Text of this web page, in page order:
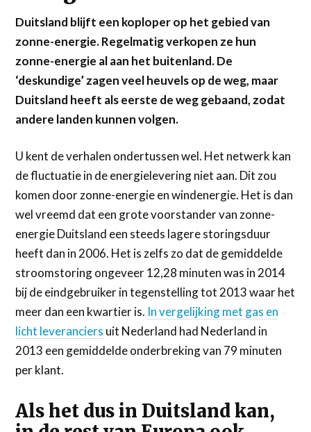
Duitsland blijft een koploper op het gebied van
zonne-energie. Regelmatig verkopen ze hun
zonne-energie al aan het buitenland. De
‘deskundige’ zagen veel heuvels op de weg, maar
Duitsland heeft als eerste de weg gebaand, zodat
andere landen kunnen volgen.
U kent de verhalen ondertussen wel. Het netwerk kan
de fluctuatie in de energielevering niet aan. Dit zou
komen door zonne-energie en windenergie. Het is dan
wel vreemd dat een grote voorstander van zonne-
energie Duitsland een steeds lagere storingsduur
heeft dan in 2006. Het is zelfs zo dat de gemiddelde
stroomstoring ongeveer 12,28 minuten was in 2014
bij de eindgebruiker in tegenstelling tot 2013 waar het
meer dan een kwartier is. In vergelijking met gas en
licht leveranciers uit Nederland had Nederland in
2013 een gemiddelde onderbreking van 79 minuten
per klant.
Als het dus in Duitsland kan,